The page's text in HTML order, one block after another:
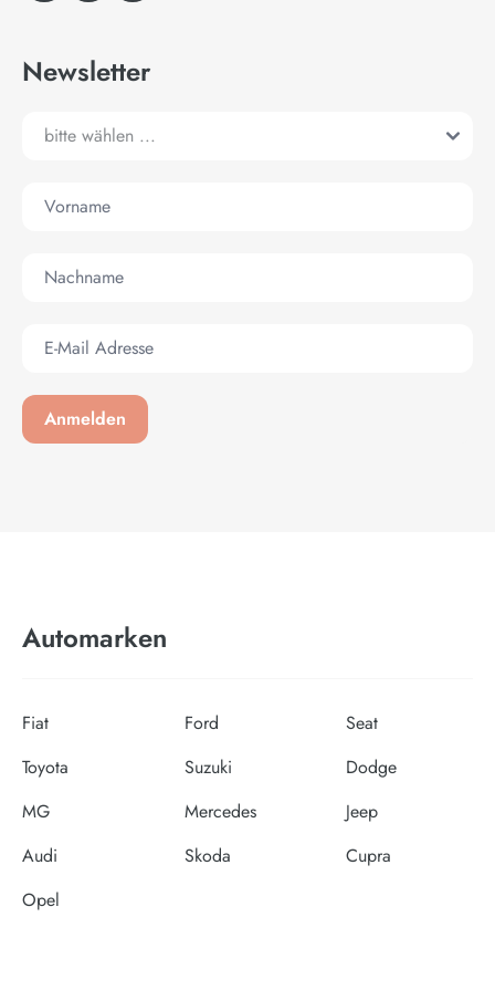
Newsletter
Automarken
Fiat Ford
Seat
Toyota
Suzuki
Dodge
MG
Mercedes
Jeep
Audi
Skoda
Cupra
Opel